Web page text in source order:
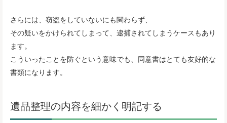
さらには、窃盗をしていないにも関わらず、
その疑いをかけられてしまって、逮捕されてしまうケースもあり
ます。
こういったことを防ぐという意味でも、同意書はとても友好的な
書類になります。
遺品整理の内容を細かく明記する